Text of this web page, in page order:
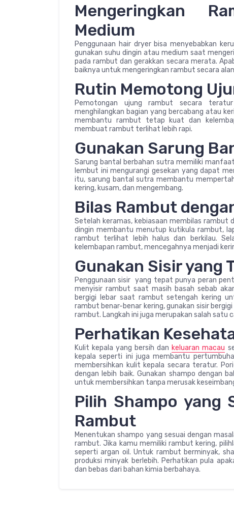
Mengeringkan
Medium
Penggunaan hair dryer bisa menyebabkan
gunakan suhu dingin atau medium saat
pada rambut dan gerakkan secara merata.
baiknya untuk mengeringkan rambut secara
Rutin Memotong
Pemotongan ujung rambut secara
menghilangkan bagian yang bercabang atau
membantu rambut tetap kuat dan
membuat rambut terlihat lebih rapi.
Gunakan Sarung
Sarung bantal berbahan sutra memiliki
lembut ini mengurangi gesekan yang dapat
itu, sarung bantal sutra membantu
kering, kusam, dan mengembang.
Bilas Rambut
Setelah keramas, kebiasaan membilas rambut
dingin membantu menutup kutikula rambut,
rambut terlihat lebih halus dan berkilau.
kelembapan rambut, mencegahnya menjadi
Gunakan Sisir yang
Penggunaan sisir yang tepat punya peran
menyisir rambut saat masih basah sebab
bergigi lebar saat rambut setengah kering
rambut benar-benar kering, gunakan sisir
rambut. Langkah ini juga merupakan salah
Perhatikan
Kulit kepala yang bersih dan keluaran macau
kepala seperti ini juga membantu
membersihkan kulit kepala secara teratur.
dengan lebih baik. Gunakan shampo dengan
untuk membersihkan tanpa merusak
Pilih Shampo yang
Rambut
Menentukan shampo yang sesuai dengan
rambut. Jika kamu memiliki rambut kering,
seperti argan oil. Untuk rambut berminyak,
produksi minyak berlebih. Perhatikan pula
dan bebas dari bahan kimia berbahaya.